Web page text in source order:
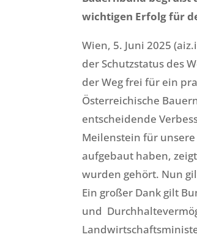
wichtigen Erfolg für
Wien, 5. Juni 2025
der Schutzstatus des
der Weg frei für ein
Österreichische
entscheidende
Meilenstein für
aufgebaut haben,
wurden gehört. Nun
Ein großer Dank gilt
und